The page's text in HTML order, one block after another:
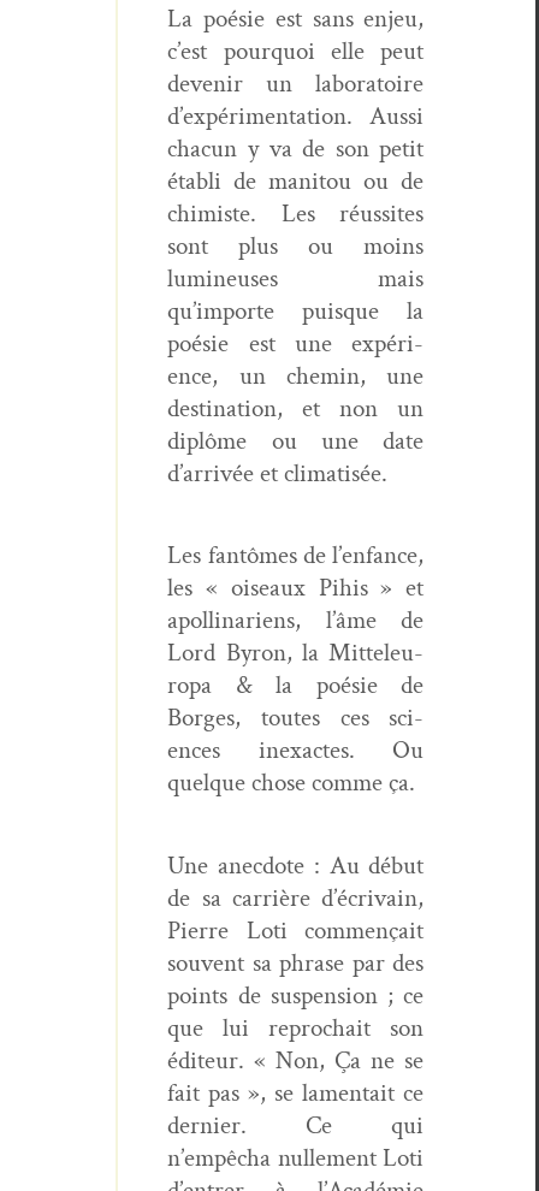
La poésie est sans enjeu,
c’est pourquoi elle peut
devenir un lab­o­ra­toire
d’expérimentation. Aus­si
cha­cun y va de son petit
établi de man­i­tou ou de
chimiste. Les réus­sites
sont plus ou moins
lumineuses mais
qu’importe puisque la
poésie est une expéri­
ence, un chemin, une
des­ti­na­tion, et non un
diplôme ou une date
d’arrivée et climatisée.
Les fan­tômes de l’en­fance,
les « oiseaux Pihis » et
apol­li­nar­iens, l’âme de
Lord Byron, la Mit­teleu­
ropa & la poésie de
Borges, toutes ces sci­
ences inex­actes. Ou
quelque chose comme ça.
Une anec­dote : Au début
de sa car­rière d’écrivain,
Pierre Loti com­mençait
sou­vent sa phrase par des
points de sus­pen­sion ; ce
que lui reprochait son
édi­teur. « Non, Ça ne se
fait pas », se lamen­tait ce
dernier. Ce qui
n’empêcha nulle­ment Loti